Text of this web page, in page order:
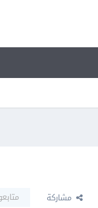
مشاركة